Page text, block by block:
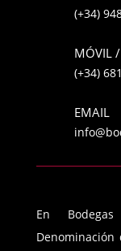
(+34)
MÓVIL
(+34)
EMAIL
En
Denominación